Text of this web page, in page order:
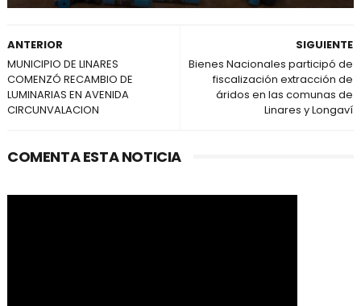
SIGUIENTE
Bienes Nacionales participó de
fiscalización extracción de
áridos en las comunas de
Linares y Longaví
ANTERIOR
MUNICIPIO DE LINARES
COMENZÓ RECAMBIO DE
LUMINARIAS EN AVENIDA
CIRCUNVALACION
COMENTA ESTA NOTICIA